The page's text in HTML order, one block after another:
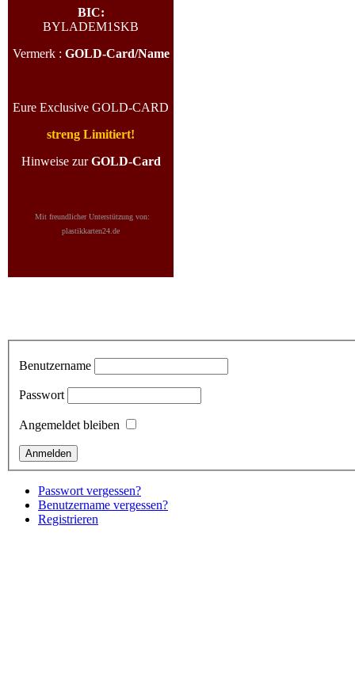
BIC:
BYLADEM1SKB
Vermerk : GOLD-Card/Name
Eure Exclusive GOLD-CARD
streng Limitiert!
Hinweise zurGOLD-Card
Mit freundlicher Unterstützung von:
plastikkarten24.de
Benutzername
Passwort
Angemeldet bleiben
Passwort vergessen?
Benutzername vergessen?
Registrieren